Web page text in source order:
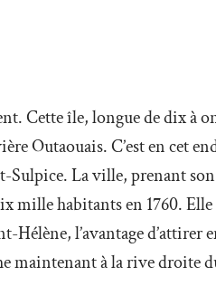
Cette île, longue de dix à
Outaouais. C’est en cet
Sulpice. La ville, prenant
habitants en 1760.
l’avantage
maintenant à la rive droite